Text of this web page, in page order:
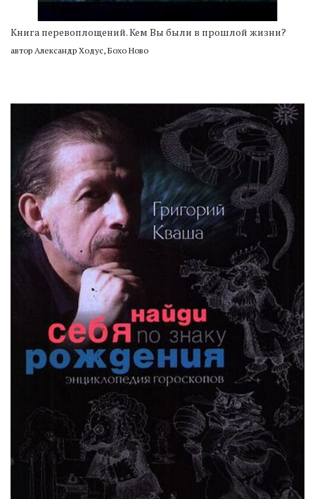
Книга перевоплощений. Кем Вы были в прошлой жизни?
автор Александр Ходус, Бохо Ново